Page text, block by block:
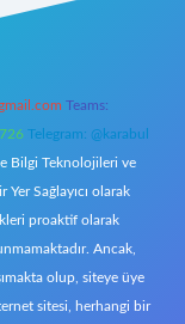
Teams:
Telegram: @karabul
Bilgi Teknolojileri ve
Sağlayıcı olarak
proaktif olarak
Ancak,
olup, siteye üye
sitesi, herhangi bir